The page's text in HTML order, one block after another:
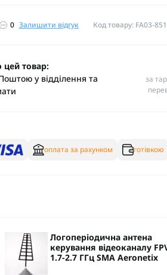
0 Залишити відгук Код товару: FA03-
товар:
у відділення та
за
оплата за рахунком готівкою
Логоперіодична антена
керування відеоканалу
1.7-2.7 ГГц SMA Aeronetix